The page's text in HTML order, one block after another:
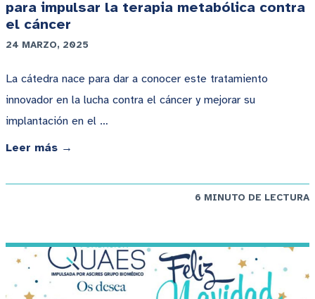
para impulsar la terapia metabólica contra
el cáncer
24 MARZO, 2025
La cátedra nace para dar a conocer este tratamiento
innovador en la lucha contra el cáncer y mejorar su
implantación en el …
Leer más →
6 MINUTO DE LECTURA